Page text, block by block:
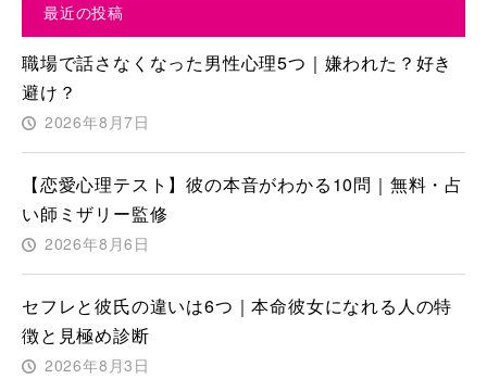
最近の投稿
職場で話さなくなった男性心理5つ｜嫌われた？好き
避け？
2026年8月7日
【恋愛心理テスト】彼の本音がわかる10問｜無料・占
い師ミザリー監修
2026年8月6日
セフレと彼氏の違いは6つ｜本命彼女になれる人の特
徴と見極め診断
2026年8月3日